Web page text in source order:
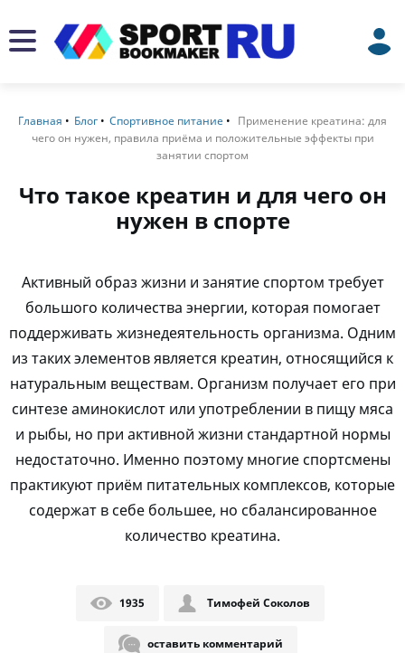
Главная Блог Спортивное питание
Применение креатина: для
чего он нужен, правила приёма и положительные эффекты при
занятии спортом
Что такое креатин и для чего он
нужен в спорте
Активный образ жизни и занятие спортом требует
большого количества энергии, которая помогает
поддерживать жизнедеятельность организма. Одним
из таких элементов является креатин, относящийся к
натуральным веществам. Организм получает его при
синтезе аминокислот или употреблении в пищу мяса
и рыбы, но при активной жизни стандартной нормы
недостаточно. Именно поэтому многие спортсмены
практикуют приём питательных комплексов, которые
содержат в себе большее, но сбалансированное
количество креатина.
1935 Тимофей Соколов
оставить комментарий